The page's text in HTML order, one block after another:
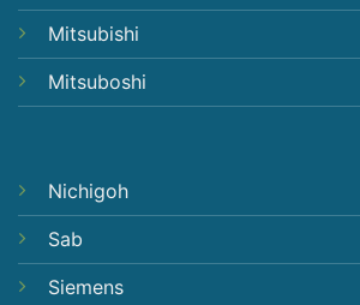
Mitsubishi
Mitsuboshi
Nichigoh
Sab
Siemens